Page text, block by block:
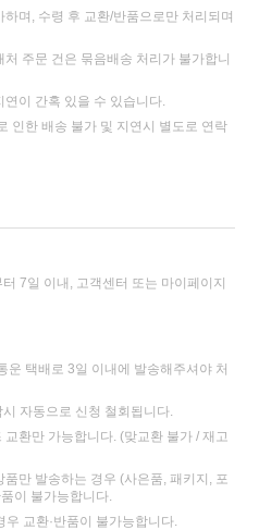
며, 수령 후 교환/반품으로만 처리되며
주문 건은 묶음배송 처리가 불가합니
이 간혹 있을 수 있습니다.
인한 배송 불가 및 지연시 별도로 연락
7일 이내, 고객센터 또는 마이페이지
운 택배로 3일 이내에 발송해주셔야 처
자동으로 신청 철회됩니다.
환만 가능합니다. (맞교환 불가 / 재고
만 발송하는 경우 (사은품, 패키지, 포
이 불가능합니다.
우 교환·반품이 불가능합니다.